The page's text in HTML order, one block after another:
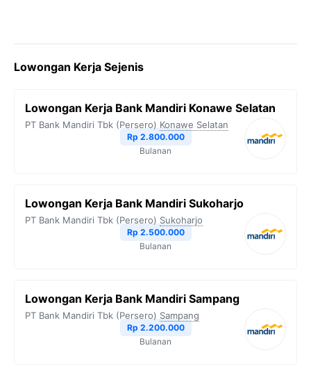
Lowongan Kerja Sejenis
Lowongan Kerja Bank Mandiri Konawe Selatan
PT Bank Mandiri Tbk (Persero) Konawe Selatan
Rp 2.800.000
Bulanan
Lowongan Kerja Bank Mandiri Sukoharjo
PT Bank Mandiri Tbk (Persero) Sukoharjo
Rp 2.500.000
Bulanan
Lowongan Kerja Bank Mandiri Sampang
PT Bank Mandiri Tbk (Persero) Sampang
Rp 2.200.000
Bulanan